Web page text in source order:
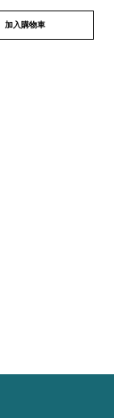
加入購物車